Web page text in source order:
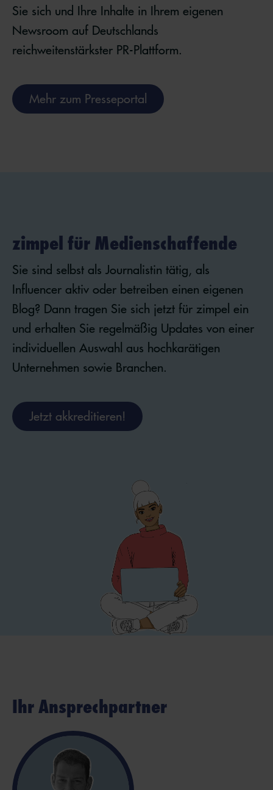
Sie sich und Ihre Inhalte in Ihrem eigenen
Newsroom auf Deutschlands
reichweitenstärkster PR-Plattform.
Mehr zum Presseportal
zimpel für Medienschaffende
Sie sind selbst als Journalistin tätig, als
Influencer aktiv oder betreiben einen eigenen
Blog? Dann tragen Sie sich jetzt für zimpel ein
und erhalten Sie regelmäßig Updates von einer
individuellen Auswahl aus hochkarätigen
Unternehmen sowie Branchen.
Jetzt akkreditieren!
Ihr Ansprechpartner